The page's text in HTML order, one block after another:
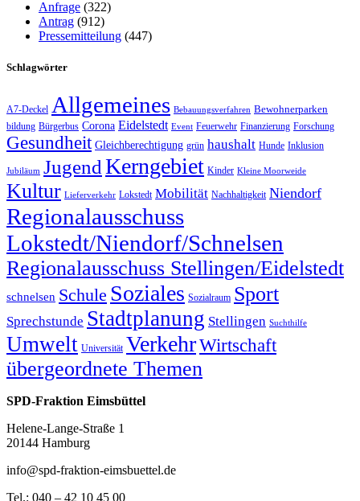
Anfrage (322)
Antrag (912)
Pressemitteilung (447)
Schlagwörter
A7-Deckel Allgemeines Bebauungsverfahren Bewohnerparken
bildung Bürgerbus Corona Eidelstedt Event Feuerwehr Finanzierung Forschung
Gesundheit Gleichberechtigung grün haushalt Hunde Inklusion
Jubiläum Jugend Kerngebiet Kinder Kleine Moorweide
Kultur Lieferverkehr Lokstedt Mobilität Nachhaltigkeit Niendorf
Regionalausschuss
Lokstedt/Niendorf/Schnelsen
Regionalausschuss Stellingen/Eidelstedt
schnelsen Schule Soziales Sozialraum Sport
Sprechstunde Stadtplanung Stellingen Suchthilfe
Umwelt Universität VerkehrWirtschaft
übergeordnete Themen
SPD-Fraktion Eimsbüttel
Helene-Lange-Straße 1
20144 Hamburg
info@spd-fraktion-eimsbuettel.de
Tel.: 040 – 42 10 45 00